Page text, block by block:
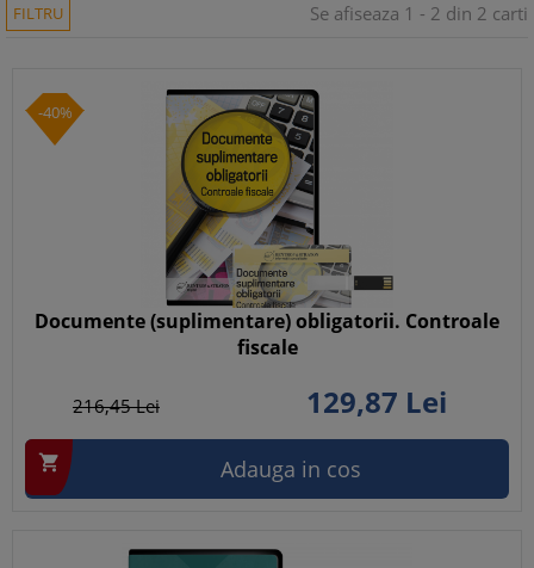
FILTRU Se afiseaza 1 - 2 din 2 carti
-40%
Documente (suplimentare) obligatorii. Controale
fiscale
216,45Lei 129,87 Lei
 Adauga in cos